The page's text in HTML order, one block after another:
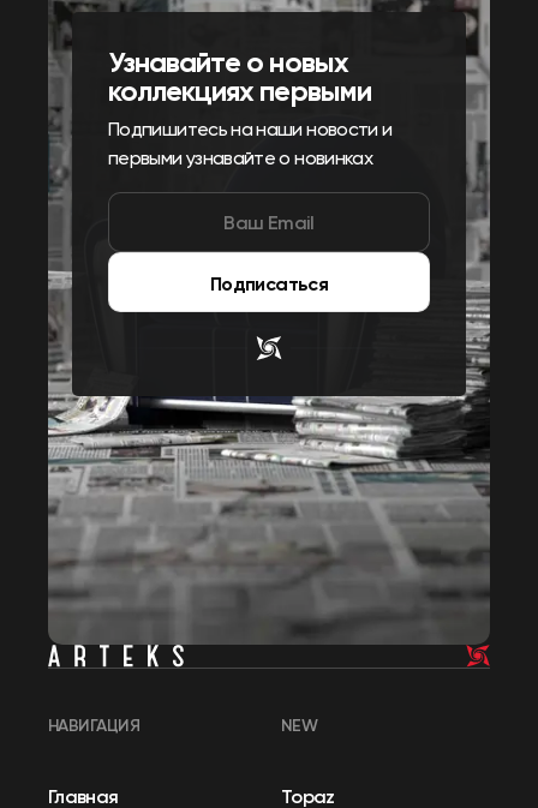
Узнавайте о новых
коллекциях первыми
Подпишитесь на наши новости и
первыми узнавайте о новинках
Подписаться
НАВИГАЦИЯ
Главная
NEW
Topaz